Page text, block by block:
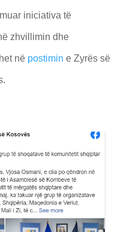
iniciativa të
zhvillimin dhe
në postimin e Zyrës së